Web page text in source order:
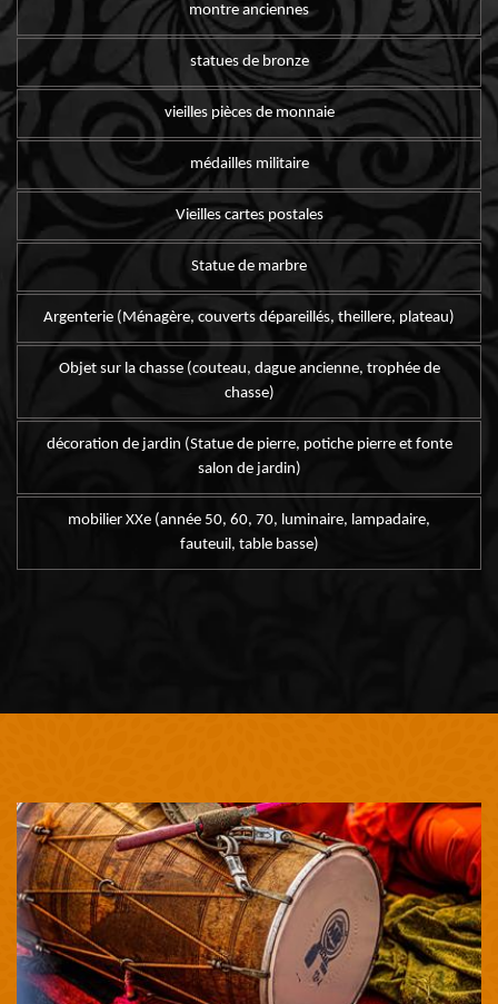
montre anciennes
statues de bronze
vieilles pièces de monnaie
médailles militaire
Vieilles cartes postales
Statue de marbre
Argenterie (Ménagère, couverts dépareillés, theillere, plateau)
Objet sur la chasse (couteau, dague ancienne, trophée de
chasse)
décoration de jardin (Statue de pierre, potiche pierre et fonte
salon de jardin)
mobilier XXe (année 50, 60, 70, luminaire, lampadaire,
fauteuil, table basse)